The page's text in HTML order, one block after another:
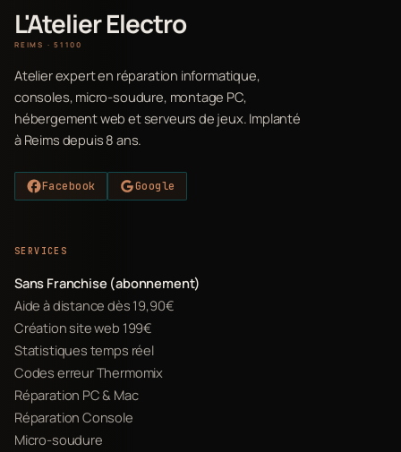
L'Atelier Electro
REIMS · 51100
Atelier expert en réparation informatique,
consoles, micro-soudure, montage PC,
hébergement web et serveurs de jeux. Implanté
à Reims depuis 8 ans.
Facebook Google
SERVICES
Sans Franchise (abonnement)
Aide à distance dès 19,90€
Création site web 199€
Statistiques temps réel
Codes erreur Thermomix
Réparation PC & Mac
Réparation Console
Micro-soudure